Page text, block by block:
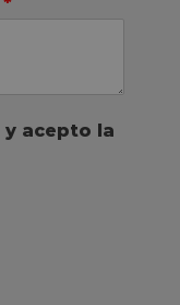
y acepto la